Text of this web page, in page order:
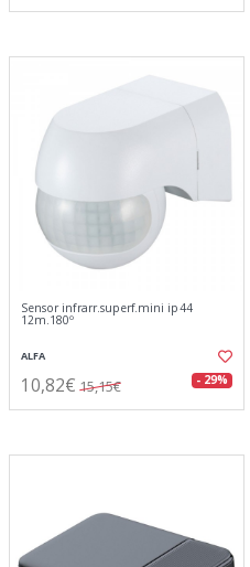
Sensor infrarr.superf.mini ip44
12m.180º
ALFA
10,82€ 15,15€ - 29%